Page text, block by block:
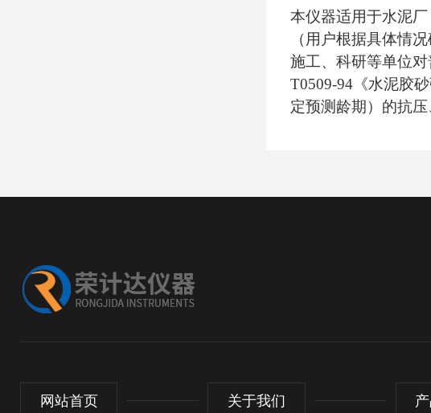
本仪器适用于水泥
（ 用户根据具体情
施工、科研等单位
T0509-94 《水泥胶
定预测龄期 ） 的抗
网站首页 关于我们